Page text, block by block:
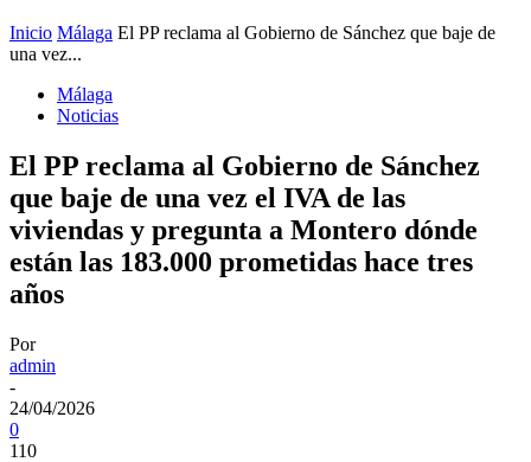
Inicio Málaga El PP reclama al Gobierno de Sánchez que baje de
una vez...
Málaga
Noticias
El PP reclama al Gobierno de Sánchez
que baje de una vez el IVA de las
viviendas y pregunta a Montero dónde
están las 183.000 prometidas hace tres
años
Por
admin
-
24/04/2026
0
110